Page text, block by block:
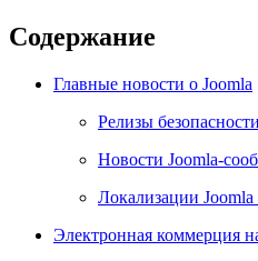
Содержание
Главные новости о Joomla
Релизы
Новости Joomla-
Локализации Joomla
Электронная коммерция